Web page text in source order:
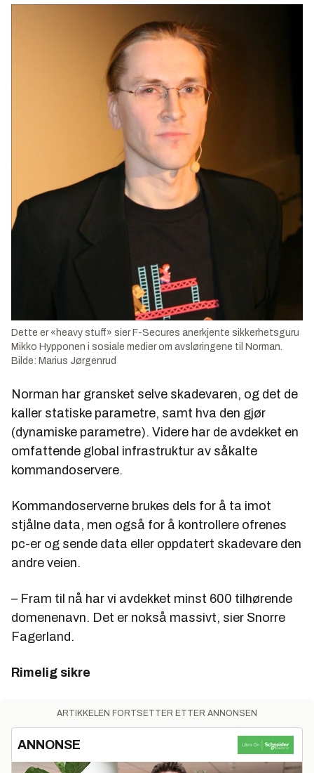
Dette er «heavy stuff» sier F-Secures anerkjente sikkerhetsguru
Mikko Hypponen i sosiale medier om avsløringene til Norman.
Bilde: Marius Jørgenrud
Norman har gransket selve skadevaren, og det de
kaller statiske parametre, samt hva den gjør
(dynamiske parametre). Videre har de avdekket en
omfattende global infrastruktur av såkalte
kommandoservere.
Kommandoserverne brukes dels for å ta imot
stjålne data, men også for å kontrollere ofrenes
pc-er og sende data eller oppdatert skadevare den
andre veien.
– Fram til nå har vi avdekket minst 600 tilhørende
domenenavn. Det er nokså massivt, sier Snorre
Fagerland.
Rimelig sikre
ARTIKKELEN FORTSETTER ETTER ANNONSEN
ANNONSE